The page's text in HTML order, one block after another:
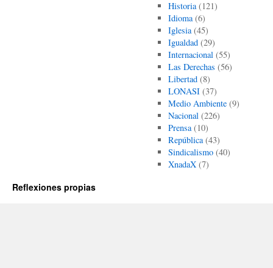
Historia(121)
Idioma(6)
Iglesia(45)
Igualdad(29)
Internacional (55)
Las Derechas (56)
Libertad(8)
LONASI(37)
Medio Ambiente(9)
Nacional (226)
Prensa(10)
República(43)
Sindicalismo(40)
XnadaX(7)
Reflexiones propias